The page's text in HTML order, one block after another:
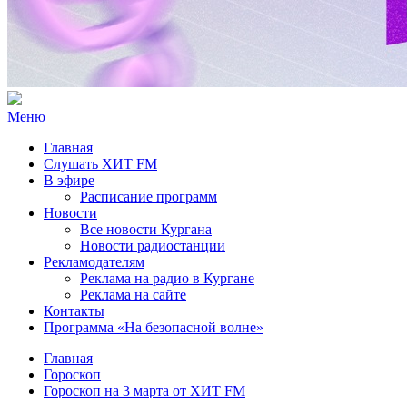
Меню
Главная
Слушать ХИТ FM
В эфире
Расписание программ
Новости
Все новости Кургана
Новости радиостанции
Рекламодателям
Реклама на радио в Кургане
Реклама на сайте
Контакты
Программа «На безопасной волне»
Главная
Гороскоп
Гороскоп на 3 марта от ХИТ FM